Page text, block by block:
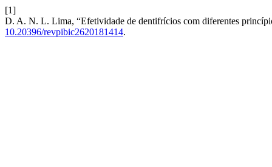
[1]
D. A. N. L. Lima, “Efetividade de dentifrícios com diferentes
10.20396/revpibic2620181414.